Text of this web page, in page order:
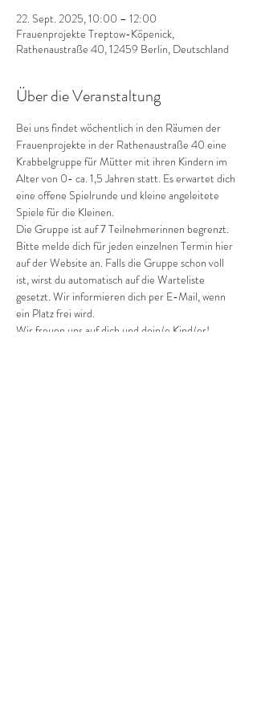
22. Sept. 2025, 10:00 – 12:00
Frauenprojekte Treptow-Köpenick,
Rathenaustraße 40, 12459 Berlin, Deutschland
Über die Veranstaltung
Bei uns findet wöchentlich in den Räumen der
Frauenprojekte in der Rathenaustraße 40 eine
Krabbelgruppe für Mütter mit ihren Kindern im
Alter von 0- ca. 1,5 Jahren statt. Es erwartet dich
eine offene Spielrunde und kleine angeleitete
Spiele für die Kleinen.
Die Gruppe ist auf 7 Teilnehmerinnen begrenzt.
Bitte melde dich für jeden einzelnen Termin hier
auf der Website an. Falls die Gruppe schon voll
ist, wirst du automatisch auf die Warteliste
gesetzt. Wir informieren dich per E-Mail, wenn
ein Platz frei wird.
Wir freuen uns auf dich und dein/e Kind/er!